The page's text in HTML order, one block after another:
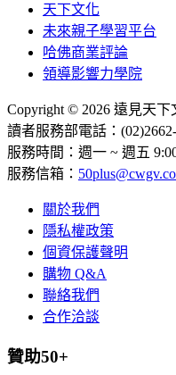
天下文化
未來親子學習平台
哈佛商業評論
領導影響力學院
Copyright © 2026 遠見天
讀者服務部電話：
服務時間：週一 ~ 週五
服務信箱：
關於我們
隱私權政策
個資保護聲明
購物 Q&A
聯絡我們
合作洽談
贊助50+